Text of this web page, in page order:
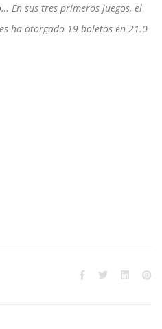
En sus tres primeros juegos, el
ha otorgado 19 boletos en 21.0